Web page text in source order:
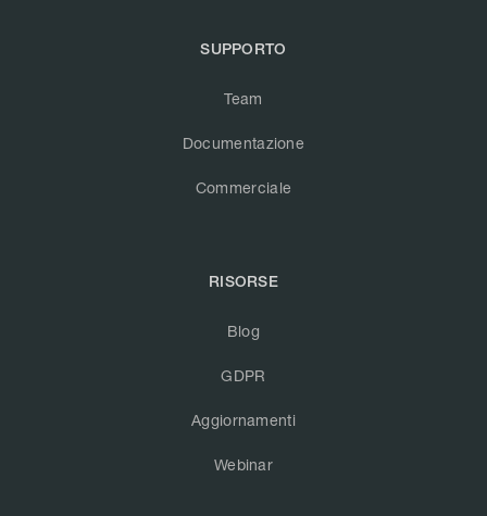
SUPPORTO
Team
Documentazione
Commerciale
RISORSE
Blog
GDPR
Aggiornamenti
Webinar